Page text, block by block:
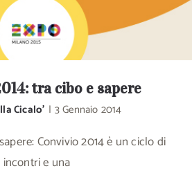
tra cibo e sapere
Cicalo' | 3 Gennaio 2014
Convivio 2014 è un ciclo di
incontri e una